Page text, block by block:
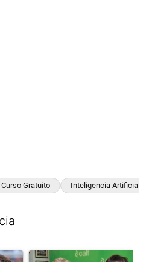
Curso Gratuito Inteligencia Artificial
el título "Milei despidió a Jorge
Un artículo de tendencia con